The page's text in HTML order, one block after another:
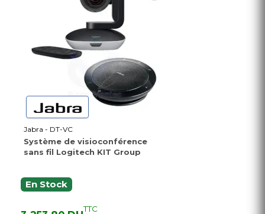
Jabra - DT-VC
Système de visioconférence
sans fil Logitech KIT Group
En Stock
TTC